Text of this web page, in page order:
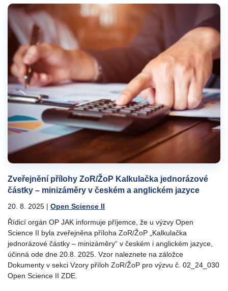
Zveřejnění přílohy ZoR/ŽoP Kalkulačka jednorázové
částky – minizáměry v českém a anglickém jazyce
20. 8. 2025 | Open Science II
Řídicí orgán OP JAK informuje příjemce, že u výzvy Open
Science II byla zveřejněna příloha ZoR/ŽoP „Kalkulačka
jednorázové částky – minizáměry“ v českém i anglickém jazyce,
účinná ode dne 20.8. 2025. Vzor naleznete na záložce
Dokumenty v sekci Vzory příloh ZoR/ŽoP pro výzvu č. 02_24_030
Open Science II ZDE.